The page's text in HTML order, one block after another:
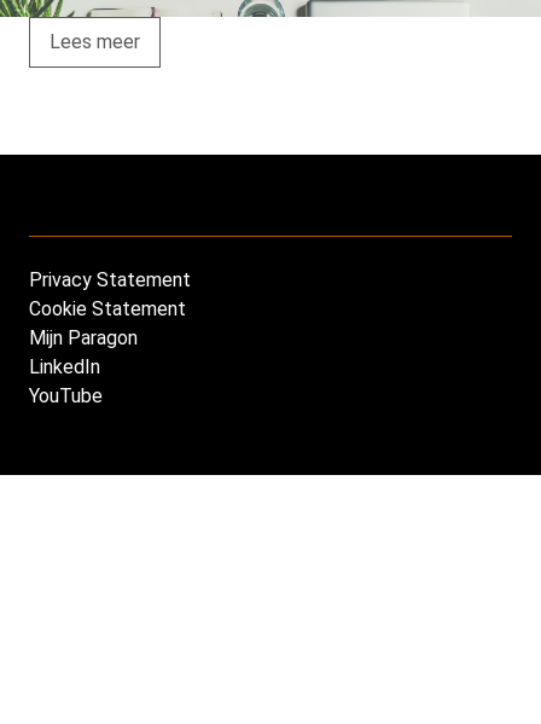
Lees meer
Footer
NL
Privacy Statement
Cookie Statement
Mijn Paragon
LinkedIn
YouTube